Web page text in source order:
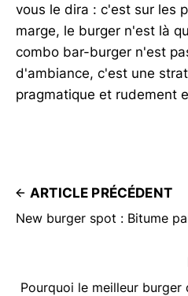
vous le dira : c'est sur les
marge, le burger n'est là
combo bar-burger n'est
d'ambiance, c'est une
pragmatique et rudement
ARTICLE PRÉCÉDENT
New burger spot : Bitume
Pourquoi le meilleur burger